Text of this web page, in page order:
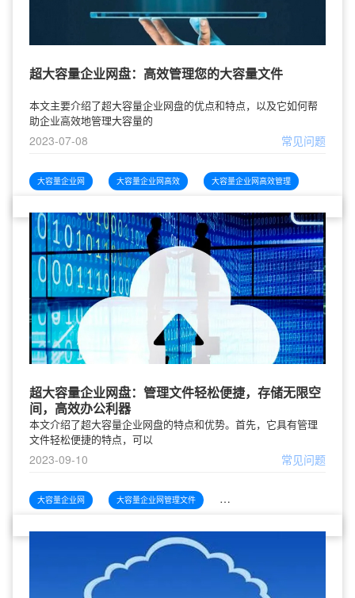
超大容量企业网盘：高效管理您的大容量文件
本文主要介绍了超大容量企业网盘的优点和特点，以及它如何帮
助企业高效地管理大容量的
2023-07-08 常见问题
大容量企业网 大容量企业网高效 大容量企业网高效管理
超大容量企业网盘：管理文件轻松便捷，存储无限空
间，高效办公利器
本文介绍了超大容量企业网盘的特点和优势。首先，它具有管理
文件轻松便捷的特点，可以
2023-09-10 常见问题
大容量企业网 大容量企业网管理文件 大容量企业网管理文件轻松